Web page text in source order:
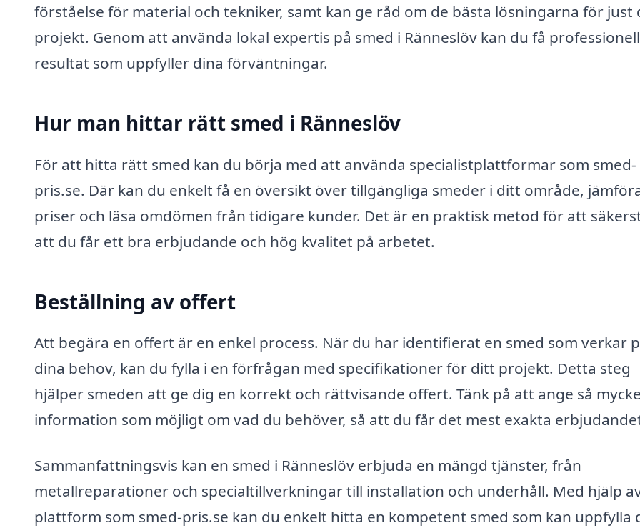
förståelse för material och tekniker, samt kan ge råd om de bästa lösningarna för just
projekt. Genom att använda lokal expertis på smed i Ränneslöv kan du få
resultat som uppfyller dina förväntningar.
Hur man hittar rätt smed i Ränneslöv
För att hitta rätt smed kan du börja med att använda specialistplattformar som smed-
pris.se. Där kan du enkelt få en översikt över tillgängliga smeder i ditt område,
priser och läsa omdömen från tidigare kunder. Det är en praktisk metod för att
att du får ett bra erbjudande och hög kvalitet på arbetet.
Beställning av offert
Att begära en offert är en enkel process. När du har identifierat en smed som verkar
dina behov, kan du fylla i en förfrågan med specifikationer för ditt projekt. Detta steg
hjälper smeden att ge dig en korrekt och rättvisande offert. Tänk på att ange så
information som möjligt om vad du behöver, så att du får det mest exakta
Sammanfattningsvis kan en smed i Ränneslöv erbjuda en mängd tjänster, från
metallreparationer och specialtillverkningar till installation och underhåll. Med hjälp
plattform som smed-pris.se kan du enkelt hitta en kompetent smed som kan uppfylla